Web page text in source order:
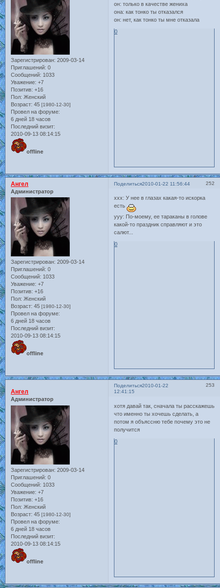
Зарегистрирован: 2009-03-14
Приглашений: 0
Сообщений: 1033
Уважение: +7
Позитив: +16
Пол: Женский
Возраст: 45 [1980-12-30]
Провел на форуме:
6 дней 18 часов
Последний визит:
2010-09-13 08:14:15
offline
он: только в качестве жениха
она: как тонко ты отказался
он: нет, как тонко ты мне отказала
0
Поделиться 252
2010-01-22 11:56:44
Ангел
Администратор
Зарегистрирован: 2009-03-14
Приглашений: 0
Сообщений: 1033
Уважение: +7
Позитив: +16
Пол: Женский
Возраст: 45 [1980-12-30]
Провел на форуме:
6 дней 18 часов
Последний визит:
2010-09-13 08:14:15
offline
ххх: У нее в глазах какая-то искорка
есть
ууу: По-моему, ее тараканы в голове
какой-то праздник справляют и это
салют...
0
Поделиться 253
2010-01-22
12:41:15
Ангел
Администратор
Зарегистрирован: 2009-03-14
Приглашений: 0
Сообщений: 1033
Уважение: +7
Позитив: +16
Пол: Женский
Возраст: 45 [1980-12-30]
Провел на форуме:
6 дней 18 часов
Последний визит:
2010-09-13 08:14:15
offline
хотя давай так, сначала ты расскажешь
что именно ты хочешь сделать, а
потом я объяссню тебе почему это не
получится
0